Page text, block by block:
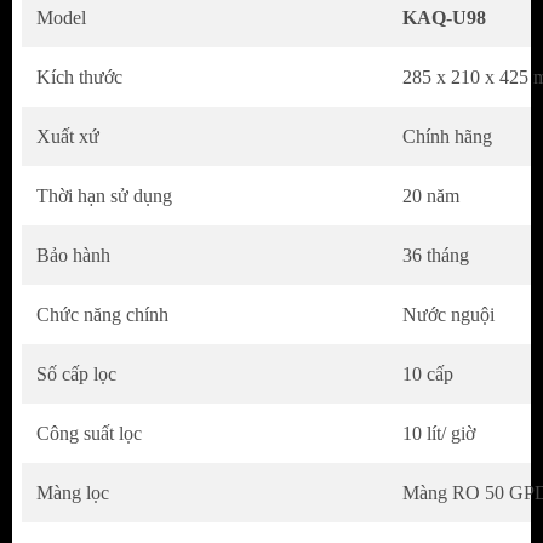
nhưng vẫn muốn tận hưởng những tiện ích vượt
Chỉ với chiếc smartphone kết nối app Karofi 365
Model KAQ-U98
Kích thước 285 x 210 x 425
Xuất xứ Chính hãng
Thời hạn sử dụng 20 năm
Bảo hành 36 tháng
Chức năng chính Nước nguội
Số cấp lọc 10 cấp
Công suất lọc 10 lít/ giờ
Màng lọc Màng RO 50